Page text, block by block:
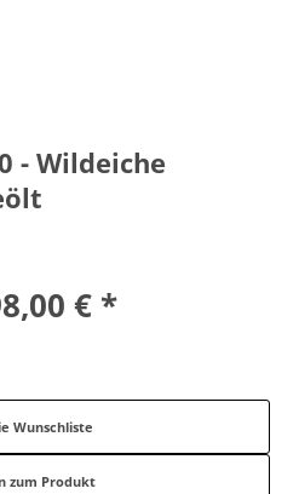
- Wildeiche
€ *
Wunschliste
zum Produkt